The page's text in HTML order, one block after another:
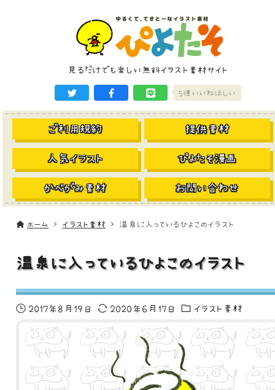
見るだけでも楽しい無料イラスト素材サイト
5億いいねほしい
ご利用規約 提供素材
人気イラスト ぴよたそ漫画
かべがみ素材 お問い合わせ
ホーム イラスト素材 温泉に入っているひよこのイラスト
温泉に入っているひよこのイラスト
2017年8月19日 2020年6月17日 イラスト素材